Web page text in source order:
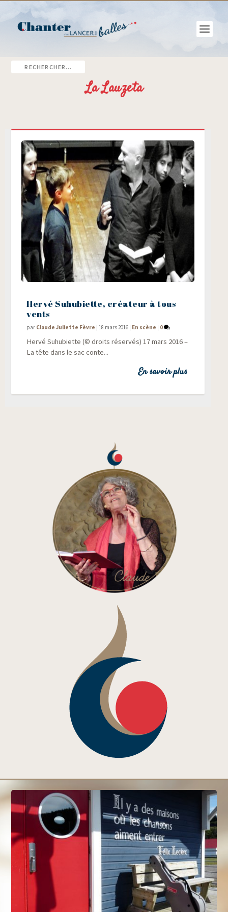
La Lauzeta
Hervé Suhubiette, créateur à tous
vents
par Claude Juliette Fèvre | 18 mars 2016 | En scène | 0
Her­vé Suhu­biette (© droits réservés) 17 mars 2016 –
La tête dans le sac conte...
En savoir plus